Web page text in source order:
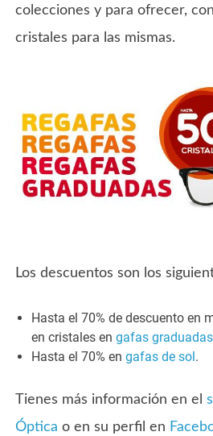
colecciones y para ofrecer,
cristales para las mismas.
Los descuentos son los
Hasta el 70% de descuento en
en cristales engafas graduadas
Hasta el 70% engafas de sol .
Tienes más información en el
Óptica o en su perfil en